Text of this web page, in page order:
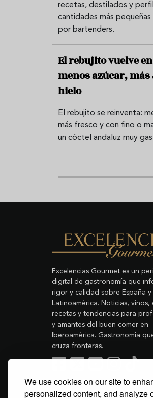
We use cookies on our site to
personalized content, and analyze
recetas, destilados y
cantidades más pequeñas
por bartenders.
El rebujito vuelve
menos azúcar,
hielo
El rebujito se reinventa:
más fresco y con fino o
un cóctel andaluz muy
Excelencias Gourmet es un
digital de gastronomía que
rigor y calidad sobre España y
Latinoamérica. Noticias, vinos,
recetas y tendencias para
y amantes del buen comer en
Iberoamérica. Gastronomía
cruza fronteras.
Copyright © 2011-2026
Todos los derechos reservados.